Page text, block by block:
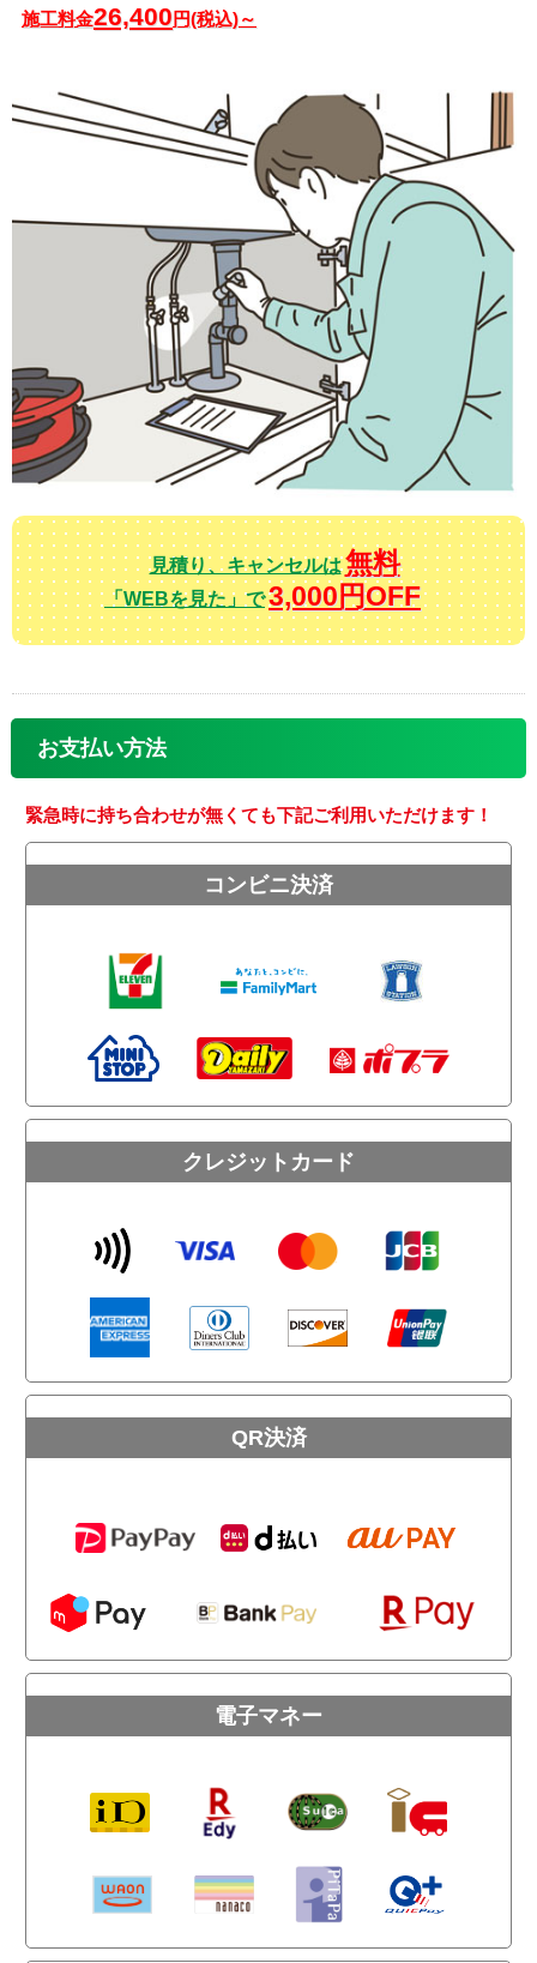
施工料金26,400円(税込)～
見積り、キャンセルは無料
「WEBを見た」で3,000円OFF
お支払い方法
緊急時に持ち合わせが無くても下記ご利用いただけます！
コンビニ決済
クレジットカード
QR決済
電子マネー